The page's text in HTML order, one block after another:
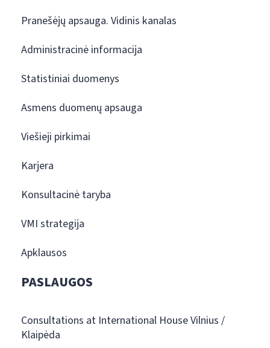
Pranešėjų apsauga. Vidinis kanalas
Administracinė informacija
Statistiniai duomenys
Asmens duomenų apsauga
Viešieji pirkimai
Karjera
Konsultacinė taryba
VMI strategija
Apklausos
PASLAUGOS
Consultations at International House Vilnius /
Klaipėda